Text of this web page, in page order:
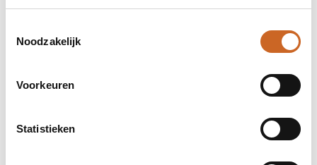
Noodzakelijk
Voorkeuren
Statistieken